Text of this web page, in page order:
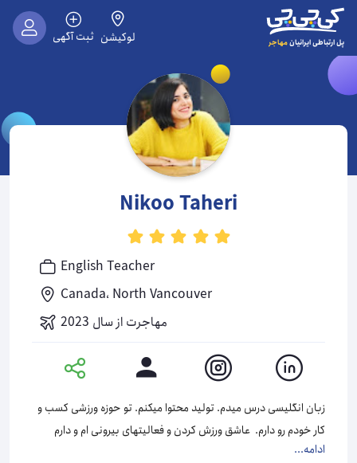
پل ارتباطی ایرانیانمهاجر لوکیشن ثبت آگهی
Nikoo Taheri
English Teacher
Canada، North Vancouver
مهاجرت از سال 2023
زبان انگلیسی درس میدم. تولید محتوا میکنم. تو حوزه ورزشی کسب و
کار خودم رو دارم. عاشق ورزش کردن و فعالیتهای بیرونی ام و دارم
ونکوور زیبا رو کشف میکنم.
ادامه...